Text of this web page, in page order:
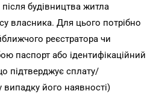
після будівництва житла
власника. Для цього потрібно
реєстратора чи
паспорт або ідентифікаційний
підтверджує сплату/
випадку його наявності)